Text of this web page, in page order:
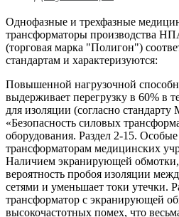
Однофазные и трехфазные
трансформаторы производства
(торговая марка "Полигон")
стандартам и характеризуются:
Повышенной нагрузочной
выдерживает перегрузку в 60% в
для изоляции (согласно
«Безопасность силовых
оборудования. Раздел 2-15.
трансформаторам медицинских
Наличием экранирующей обмотки,
вероятность пробоя изоляции
сетями и уменьшает токи утечки.
трансформатор с экранирующей
высокочастотных помех, что